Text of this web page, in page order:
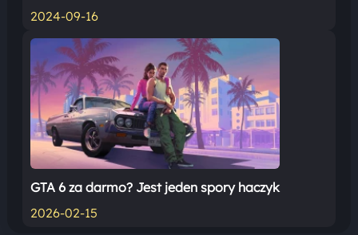
2024-09-16
GTA 6 za darmo? Jest jeden spory haczyk
2026-02-15